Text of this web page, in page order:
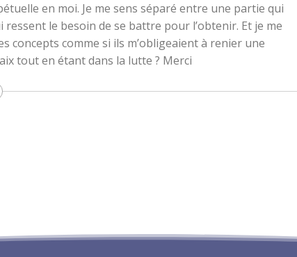
en moi. Je me sens séparé entre une partie qui
le besoin de se battre pour l’obtenir. Et je me
concepts comme si ils m’obligeaient à renier une
tout en étant dans la lutte ? Merci